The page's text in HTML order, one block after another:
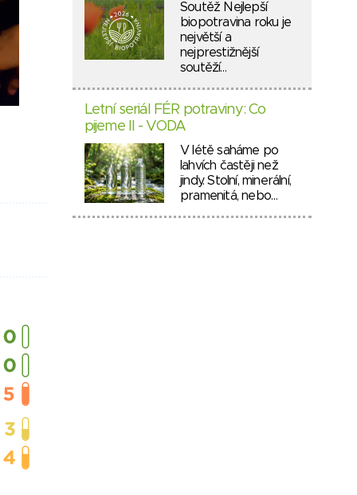
Soutěž Nejlepší
biopotravina roku je
největší a
nejprestižnější
soutěží…
Letní seriál FÉR potraviny: Co
pijeme II - VODA
V létě saháme po
lahvích častěji než
jindy. Stolní, minerální,
pramenitá, nebo…